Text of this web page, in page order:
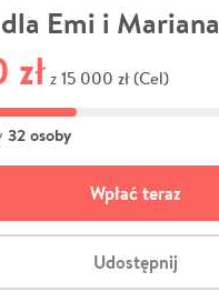
Emi i Mariana
z 15 000 zł (Cel)
32 osoby
Wpłać teraz
Udostępnij